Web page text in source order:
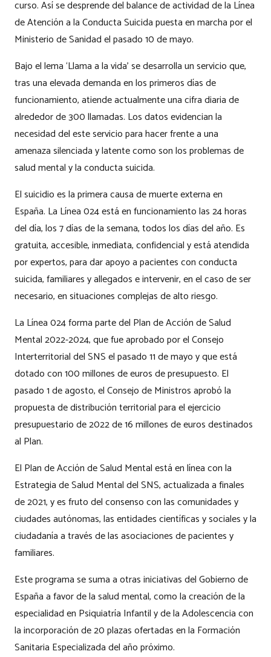
curso. Así se desprende del balance de actividad de la Línea
de Atención a la Conducta Suicida puesta en marcha por el
Ministerio de Sanidad el pasado 10 de mayo.
Bajo el lema ‘Llama a la vida’ se desarrolla un servicio que,
tras una elevada demanda en los primeros días de
funcionamiento, atiende actualmente una cifra diaria de
alrededor de 300 llamadas. Los datos evidencian la
necesidad del este servicio para hacer frente a una
amenaza silenciada y latente como son los problemas de
salud mental y la conducta suicida.
El suicidio es la primera causa de muerte externa en
España. La Línea 024 está en funcionamiento las 24 horas
del día, los 7 días de la semana, todos los días del año. Es
gratuita, accesible, inmediata, confidencial y está atendida
por expertos, para dar apoyo a pacientes con conducta
suicida, familiares y allegados e intervenir, en el caso de ser
necesario, en situaciones complejas de alto riesgo.
La Línea 024 forma parte del Plan de Acción de Salud
Mental 2022-2024, que fue aprobado por el Consejo
Interterritorial del SNS el pasado 11 de mayo y que está
dotado con 100 millones de euros de presupuesto. El
pasado 1 de agosto, el Consejo de Ministros aprobó la
propuesta de distribución territorial para el ejercicio
presupuestario de 2022 de 16 millones de euros destinados
al Plan.
El Plan de Acción de Salud Mental está en línea con la
Estrategia de Salud Mental del SNS, actualizada a finales
de 2021, y es fruto del consenso con las comunidades y
ciudades autónomas, las entidades científicas y sociales y la
ciudadanía a través de las asociaciones de pacientes y
familiares.
Este programa se suma a otras iniciativas del Gobierno de
España a favor de la salud mental, como la creación de la
especialidad en Psiquiatría Infantil y de la Adolescencia con
la incorporación de 20 plazas ofertadas en la Formación
Sanitaria Especializada del año próximo.